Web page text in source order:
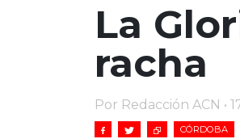
La
racha
Por Redacción ACN •
CÓRDOBA